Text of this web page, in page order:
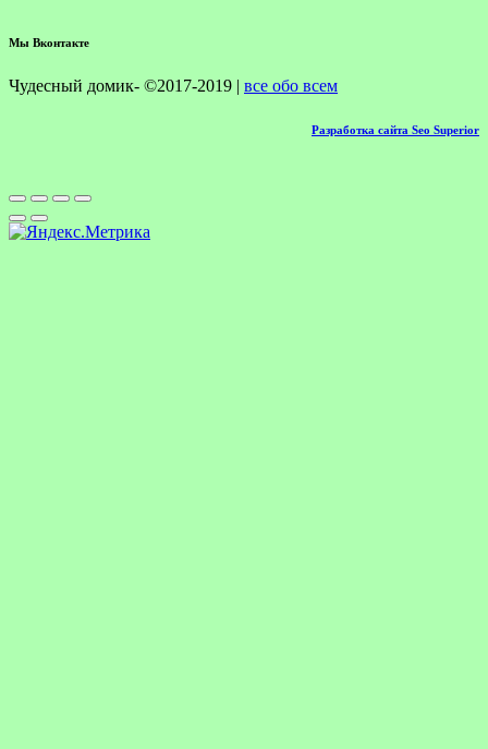
Мы Вконтакте
Чудесный домик- ©2017-2019 | все обо всем
Разработка сайта Seo Superior